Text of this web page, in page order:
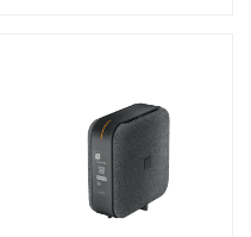
€ par mois, Sans engagement